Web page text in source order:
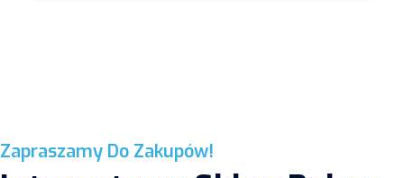
Zapraszamy Do Zakupów!